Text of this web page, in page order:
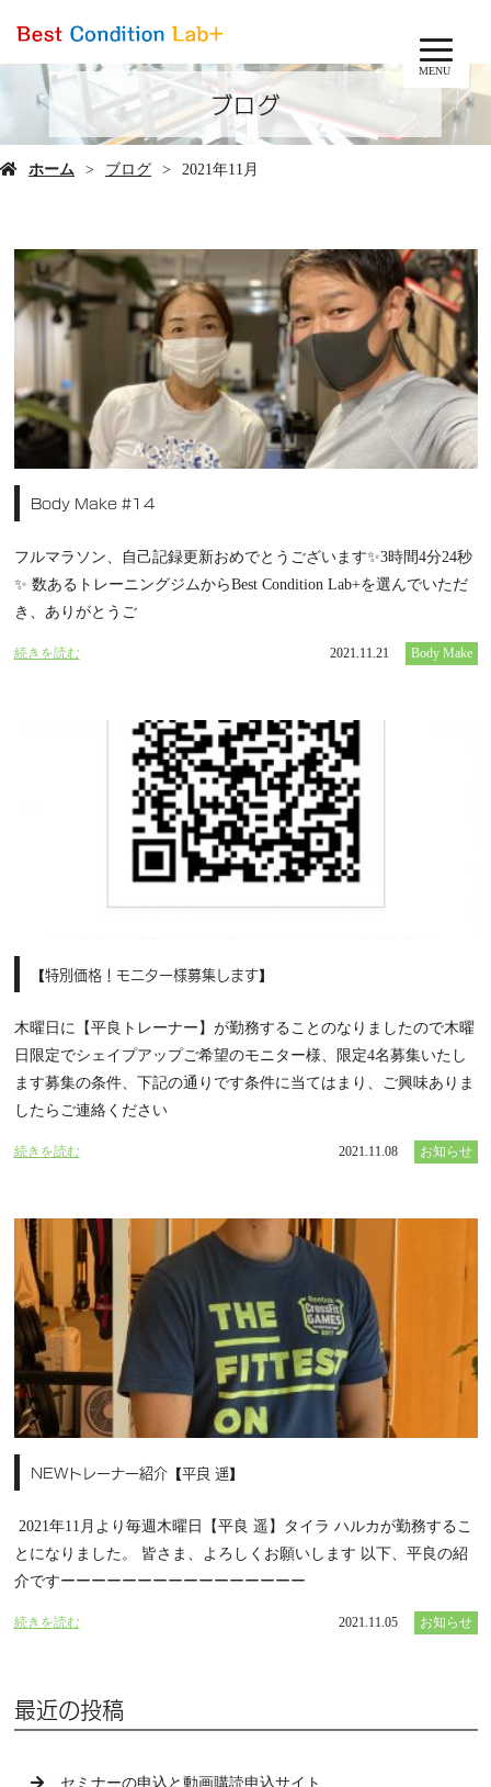
MENU
ブログ
ホーム ブログ 2021年11月
Body Make #14
フルマラソン、自己記録更新おめでとうございます✨3時間4分24秒
✨ 数あるトレーニングジムからBest Condition Lab+を選んでいただ
き、ありがとうご
続きを読む 2021.11.21 Body Make
【特別価格！モニター様募集します】
木曜日に【平良トレーナー】が勤務することのなりましたので木曜
日限定でシェイプアップご希望のモニター様、限定4名募集いたし
ます募集の条件、下記の通りです条件に当てはまり、ご興味ありま
したらご連絡ください
続きを読む 2021.11.08 お知らせ
NEWトレーナー紹介【平良 遥】
2021年11月より毎週木曜日【平良 遥】タイラ ハルカが勤務するこ
とになりました。 皆さま、よろしくお願いします 以下、平良の紹
介ですーーーーーーーーーーーーーーーー
続きを読む 2021.11.05 お知らせ
最近の投稿
セミナーの申込と動画購読申込サイト